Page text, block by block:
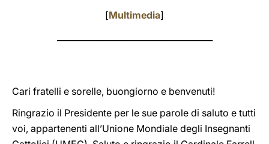
[Multimedia]
Cari fratelli e sorelle, buongiorno e benvenuti!
Ringrazio il Presidente per le sue parole di saluto e tutti
voi, appartenenti all’Unione Mondiale degli Insegnanti